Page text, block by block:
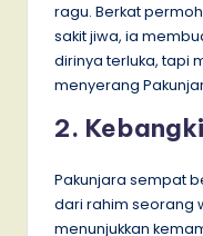
ragu. Berkat
sakit jiwa, ia
dirinya terluka, tapi
menyerang
2.
Pakunjara sempat
dari rahim seorang
menunjukkan